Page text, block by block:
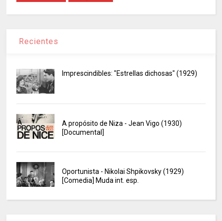
Recientes
Imprescindibles: "Estrellas dichosas" (1929)
A propósito de Niza - Jean Vigo (1930)
[Documental]
Oportunista - Nikolai Shpikovsky (1929)
[Comedia] Muda int. esp.